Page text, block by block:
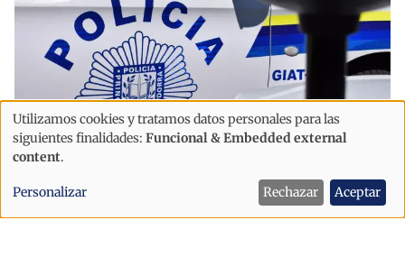
Sociedad
El exceso de velocidad concentra el
72% de las multas de tráfico en
Uso
de
datos
personales
Utilizamos cookies y tratamos datos personales para las
siguientes finalidades: Funcional & Embedded external
content.
Personalizar Rechazar Aceptar